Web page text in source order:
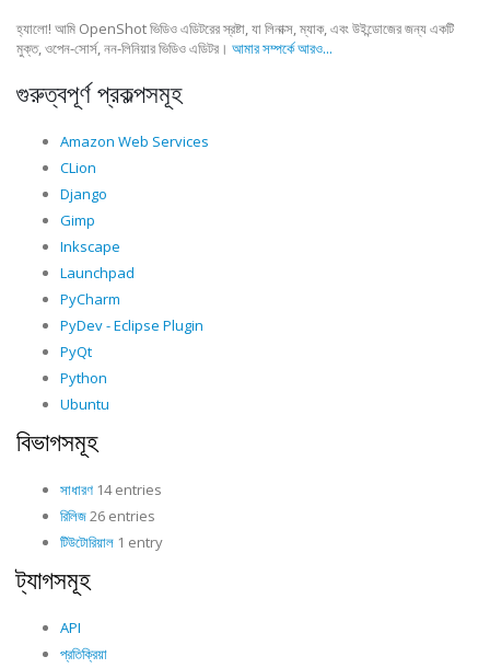
হ্যালো! আমি OpenShot ভিডিও এডিটরের স্রষ্টা, যা লিনাক্স, ম্যাক, এবং উইন্ডোজের জন্য একটি
মুক্ত, ওপেন-সোর্স, নন-লিনিয়ার ভিডিও এডিটর। আমার সম্পর্কে আরও...
গুরুত্বপূর্ণ প্রকল্পসমূহ
Amazon Web Services
CLion
Django
Gimp
Inkscape
Launchpad
PyCharm
PyDev - Eclipse Plugin
PyQt
Python
Ubuntu
বিভাগসমূহ
সাধারণ 14 entries
রিলিজ26 entries
টিউটোরিয়াল 1 entry
ট্যাগসমূহ
API
প্রতিক্রিয়া